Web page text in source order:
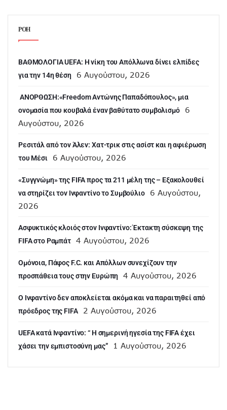
ΡΟΗ
ΒΑΘΜΟΛΟΓΙΑ UEFA: Η νίκη του Απόλλωνα δίνει ελπίδες
για την 14η θέση
6 Αυγούστου, 2026
ANOΡΘΩΣΗ:«Freedom Αντώνης Παπαδόπουλος», μια
ονομασία που κουβαλά έναν βαθύτατο συμβολισμό
6
Αυγούστου, 2026
Ρεσιτάλ από τον Άλεν: Χατ-τρικ στις ασίστ και η αφιέρωση
του Μέσι
6 Αυγούστου, 2026
«Συγγνώμη» της FIFA προς τα 211 μέλη της – Εξακολουθεί
να στηρίζει τον Ινφαντίνο το Συμβούλιο
6 Αυγούστου,
2026
Ασφυκτικός κλοιός στον Ινφαντίνο: Έκτακτη σύσκεψη της
FIFA στο Ραμπάτ
4 Αυγούστου, 2026
Ομόνοια, Πάφος F.C. και Απόλλων συνεχίζουν την
προσπάθεια τους στην Ευρώπη
4 Αυγούστου, 2026
Ο Ινφαντίνο δεν αποκλείεται ακόμα και να παραιτηθεί από
πρόεδρος της FIFA
2 Αυγούστου, 2026
UEFA κατά Ινφαντίνο: “ H σημερινή ηγεσία της FIFA έχει
χάσει την εμπιστοσύνη μας”
1 Αυγούστου, 2026